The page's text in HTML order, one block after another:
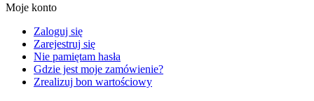
Moje konto
Zaloguj się
Zarejestruj się
Nie pamiętam hasła
Gdzie jest moje zamówienie?
Zrealizuj bon wartościowy